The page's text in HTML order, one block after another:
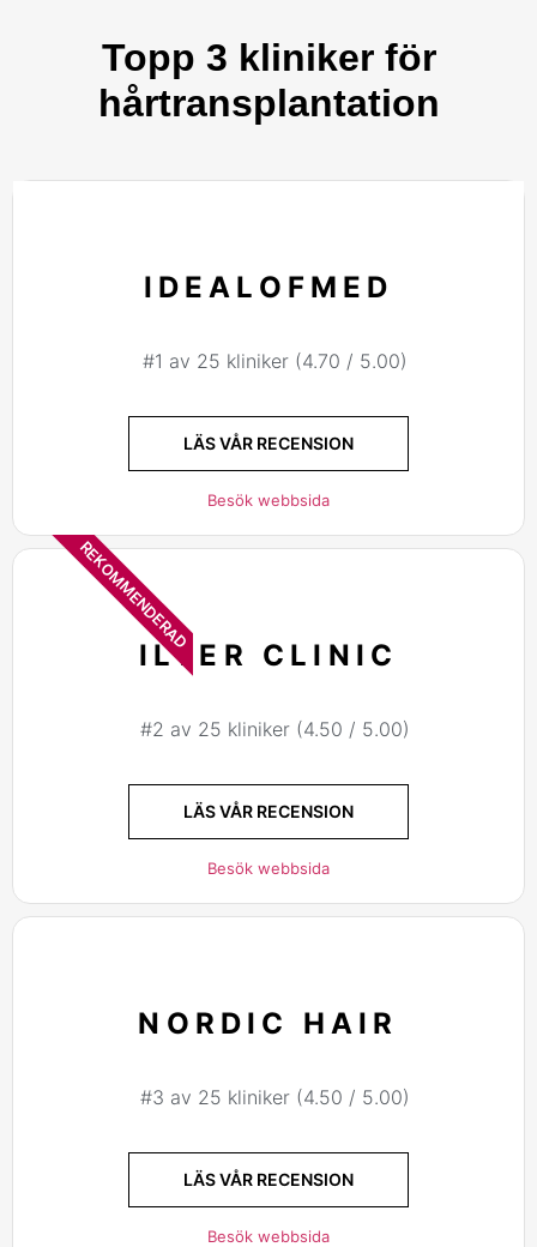
Topp 3 kliniker för
hårtransplantation
IDEALOFMED
#1 av 25 kliniker (4.70 / 5.00)
LÄS VÅR RECENSION
Besök webbsida
REKOMMENDERAD
ILTER CLINIC
#2 av 25 kliniker (4.50 / 5.00)
LÄS VÅR RECENSION
Besök webbsida
NORDIC HAIR
#3 av 25 kliniker (4.50 / 5.00)
LÄS VÅR RECENSION
Besök webbsida